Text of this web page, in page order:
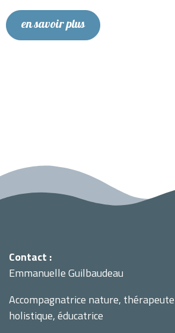
en savoir plus
Contact :
Emmanuelle Guilbaudeau
Accompagnatrice nature,
holistique, éducatrice